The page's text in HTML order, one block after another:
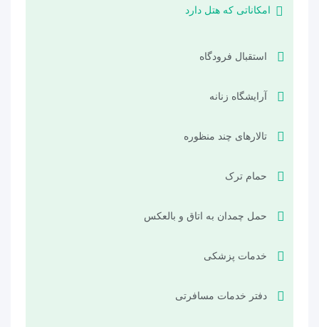
امکاناتی که هتل دارد
استقبال فرودگاه
آرایشگاه زنانه
تالارهای چند منظوره
حمام ترک
حمل چمدان به اتاق و بالعکس
خدمات پزشکی
دفتر خدمات مسافرتی